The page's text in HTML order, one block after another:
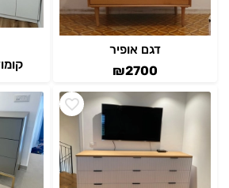
דגם אופיר
₪2700